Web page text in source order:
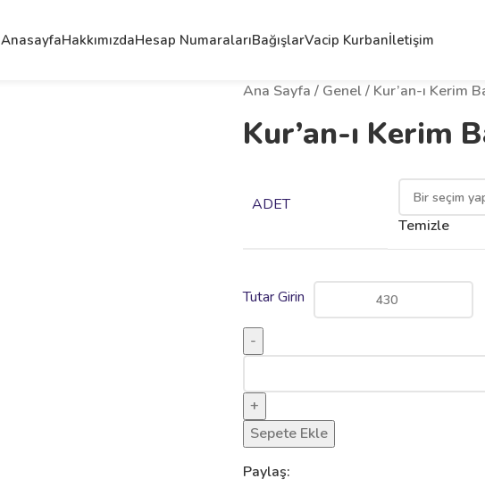
AnasayfaHakkımızdaHesap NumaralarıBağışlarVacip Kurbanİletişim
Ana Sayfa Genel Kur’an-ı Kerim
Kur’an-ı Kerim
ADET
Temizle
Tutar Girin
Sepete Ekle
Paylaş: